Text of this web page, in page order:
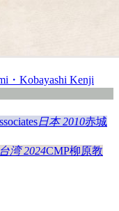
日本 2010赤城
台湾 2024CMP柳原教